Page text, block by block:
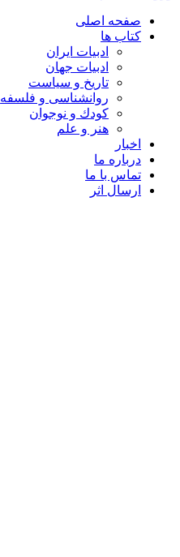
صفحه اصلی
کتاب ها
ادبیات ایران
ادبیات جهان
تاریخ و سیاست
روانشناسی و فلسفه
کودك و نوجوان
هنر و علم
اخبار
درباره ما
تماس با ما
ارسال اثر